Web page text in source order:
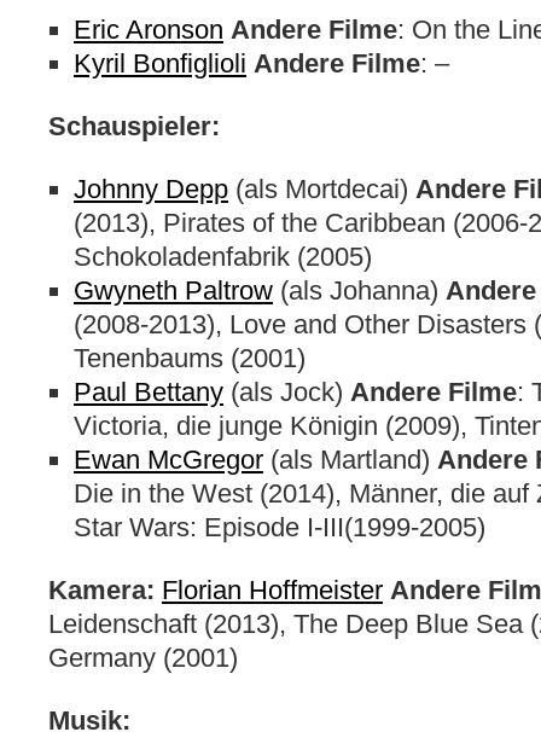
Eric Aronson Andere Filme: On the
Kyril Bonfiglioli Andere Filme: –
Schauspieler:
Johnny Depp (als Mortdecai) Andere
(2013), Pirates of the Caribbean (2006-
Schokoladenfabrik (2005)
Gwyneth Paltrow (als Johanna)
(2008-2013), Love and Other Disasters
Tenenbaums (2001)
Paul Bettany (als Jock) Andere Filme:
Victoria, die junge Königin (2009),
Ewan McGregor (als Martland) Andere
Die in the West (2014), Männer, die auf
Star Wars: Episode I-III(1999-2005)
Kamera: Florian Hoffmeister Andere
Leidenschaft (2013), The Deep Blue Sea
Germany (2001)
Musik: